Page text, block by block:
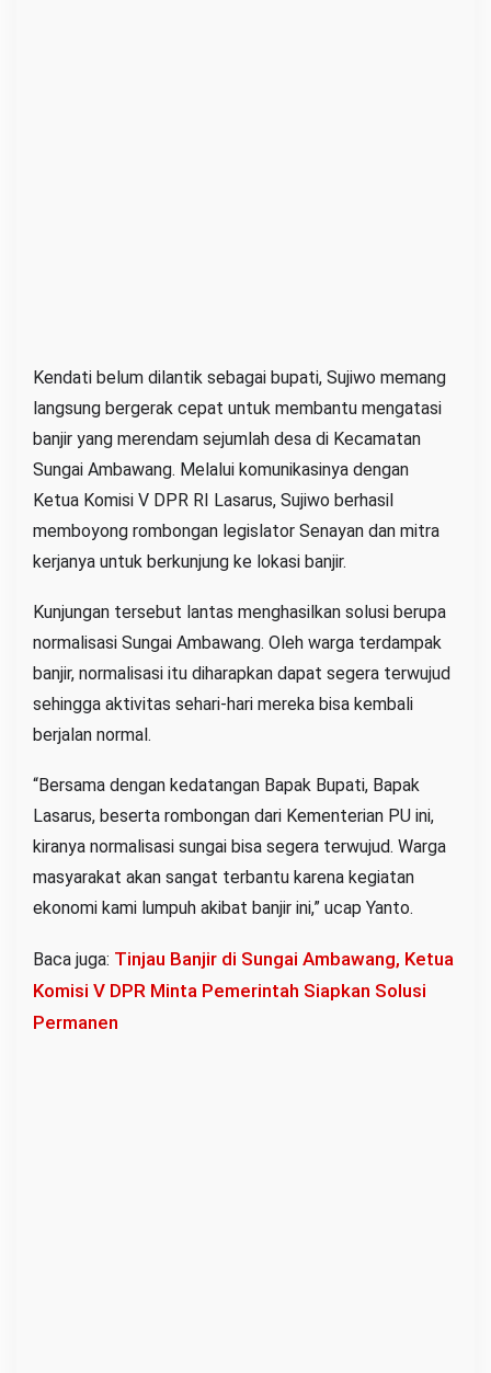
Kendati belum dilantik sebagai bupati, Sujiwo memang
langsung bergerak cepat untuk membantu mengatasi
banjir yang merendam sejumlah desa di Kecamatan
Sungai Ambawang. Melalui komunikasinya dengan
Ketua Komisi V DPR RI Lasarus, Sujiwo berhasil
memboyong rombongan legislator Senayan dan mitra
kerjanya untuk berkunjung ke lokasi banjir.
Kunjungan tersebut lantas menghasilkan solusi berupa
normalisasi Sungai Ambawang. Oleh warga terdampak
banjir, normalisasi itu diharapkan dapat segera terwujud
sehingga aktivitas sehari-hari mereka bisa kembali
berjalan normal.
“Bersama dengan kedatangan Bapak Bupati, Bapak
Lasarus, beserta rombongan dari Kementerian PU ini,
kiranya normalisasi sungai bisa segera terwujud. Warga
masyarakat akan sangat terbantu karena kegiatan
ekonomi kami lumpuh akibat banjir ini,” ucap Yanto.
Baca juga: Tinjau Banjir di Sungai Ambawang, Ketua
Komisi V DPR Minta Pemerintah Siapkan Solusi
Permanen